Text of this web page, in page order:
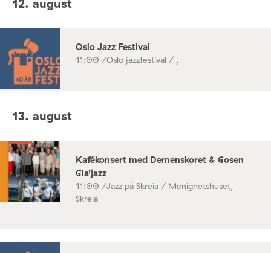
12. august
Oslo Jazz Festival
11:00 /Oslo jazzfestival / ,
13. august
Kafékonsert med Demenskoret & Gosen
Gla’jazz
11:00 /Jazz på Skreia / Menighetshuset,
Skreia